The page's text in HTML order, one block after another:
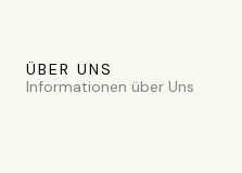
ÜBER UNS
Informationen über Uns